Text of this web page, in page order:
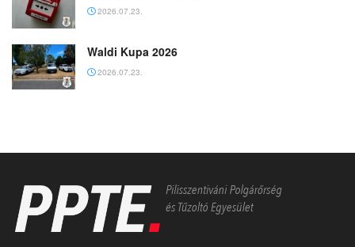
2026.07.23.
Waldi Kupa 2026
2026.07.23.